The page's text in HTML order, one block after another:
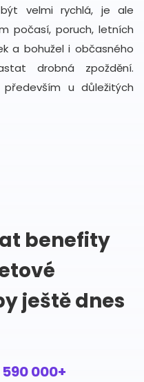
velmi rychlá, je ale
počasí, poruch, letních
a bohužel i občasného
drobná zpoždění.
u důležitých
benefity
ještě dnes
590 000+